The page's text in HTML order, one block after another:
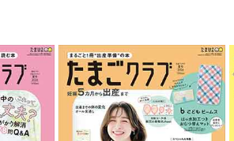
！ロ
ジオ
イデ
次の話
レターボードがお役立
ち！ノーメイクでOKな
マタニティフォトアイ
デアが参考になる！